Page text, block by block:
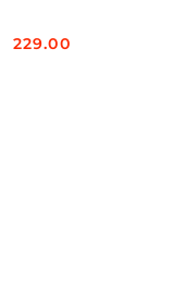
Cena:
229.00